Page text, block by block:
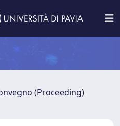
(Proceeding)